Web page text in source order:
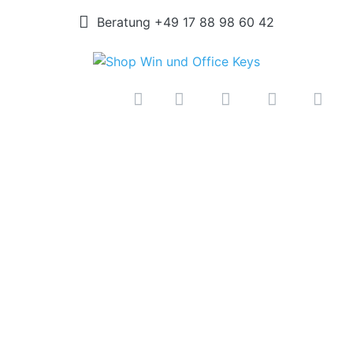
Beratung +49 17 88 98 60 42